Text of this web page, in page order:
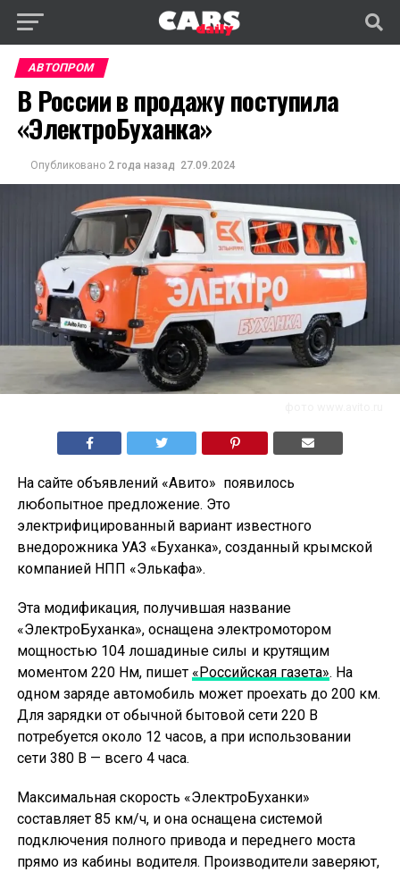
АВТОПРОМ
В России в продажу поступила
«ЭлектроБуханка»
Опубликовано 2 года назад 27.09.2024
На сайте объявлений «Авито» появилось
любопытное предложение. Это
электрифицированный вариант известного
внедорожника УАЗ «Буханка», созданный крымской
компанией НПП «Элькафа».
Эта модификация, получившая название
«ЭлектроБуханка», оснащена электромотором
мощностью 104 лошадиные силы и крутящим
моментом 220 Нм, пишет «Российская газета». На
одном заряде автомобиль может проехать до 200 км.
Для зарядки от обычной бытовой сети 220 В
потребуется около 12 часов, а при использовании
сети 380 В — всего 4 часа.
Максимальная скорость «ЭлектроБуханки»
составляет 85 км/ч, и она оснащена системой
подключения полного привода и переднего моста
прямо из кабины водителя. Производители заверяют,